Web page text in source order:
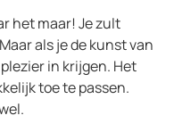
het maar! Je zult
als je de kunst van
in krijgen. Het
toe te passen.